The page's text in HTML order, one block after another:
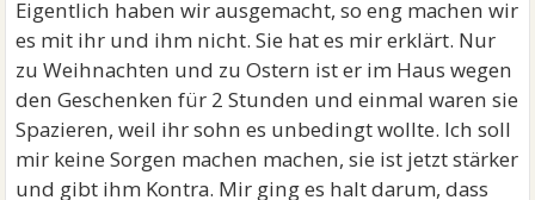
Eigentlich haben wir ausgemacht, so eng machen wir
es mit ihr und ihm nicht. Sie hat es mir erklärt. Nur
zu Weihnachten und zu Ostern ist er im Haus wegen
den Geschenken für 2 Stunden und einmal waren sie
Spazieren, weil ihr sohn es unbedingt wollte. Ich soll
mir keine Sorgen machen machen, sie ist jetzt stärker
und gibt ihm Kontra. Mir ging es halt darum, dass